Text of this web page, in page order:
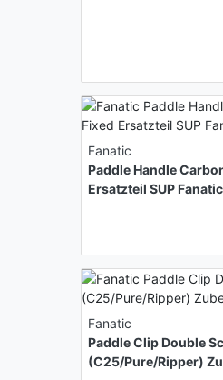
Fanatic
Paddle Handle
Ersatzteil SUP
Fanatic
Paddle Clip Double
(C25/Pure/Ripper)